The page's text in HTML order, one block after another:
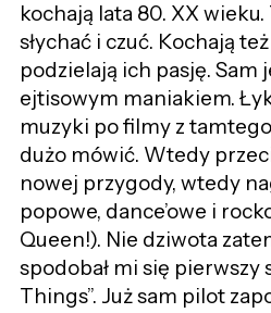
kochają lata 80. XX
słychać i czuć. Kochają
podzielają ich pasję. Sam
ejtisowym maniakiem.
muzyki po filmy z
dużo mówić. Wtedy
nowej przygody, wtedy
popowe, dance’owe i
Queen!). Nie dziwota
spodobał mi się pierwszy
Things”. Już sam pilot